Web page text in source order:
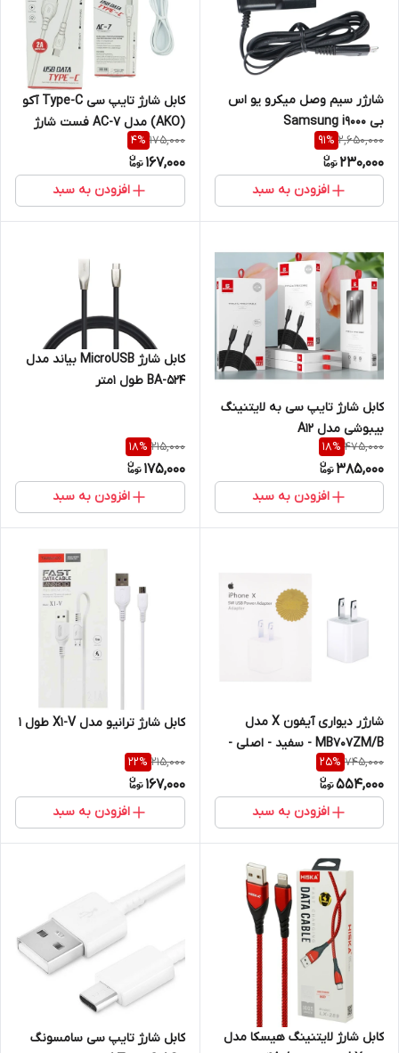
شارژر سیم وصل میکرو یو اس
بی Samsung i9000
2,650,000
91%
230,000
افزودن به سبد
کابل شارژ تایپ سی Type-C آکو
(AKO) مدل AC-7 فست شارژ
175,000
4%
167,000
افزودن به سبد
کابل شارژ تایپ سی به لایتنینگ
بیبوشی مدل A12
475,000
18%
385,000
افزودن به سبد
کابل شارژ MicroUSB بیاند مدل
BA-524 طول 1متر
215,000
18%
175,000
افزودن به سبد
شارژر دیواری آیفون X مدل
MB707ZM/B - سفید - اصلی -
DST (گارانتی شش ماهه)
745,000
25%
554,000
افزودن به سبد
کابل شارژ ترانیو مدل X1-V طول 1
215,000
22%
167,000
افزودن به سبد
کابل شارژ لایتنینگ هیسکا مدل
کابل شارژ تایپ سی سامسونگ